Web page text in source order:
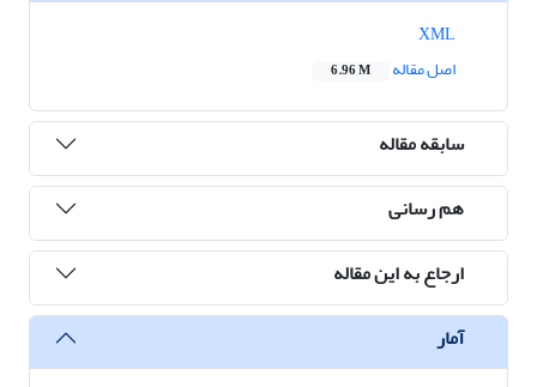
اصل مقاله
6.96 M
سابقه مقاله
هم رسانی
ارجاع به این مقاله
آمار